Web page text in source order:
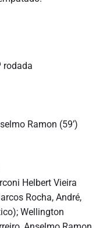
rodada
Ramon (59’)
Helbert Vieira
Rocha, André,
Wellington